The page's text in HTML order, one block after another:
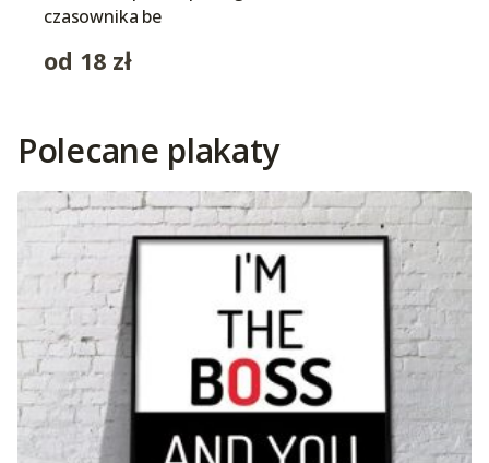
czasownika be
od 18 zł
Polecane plakaty